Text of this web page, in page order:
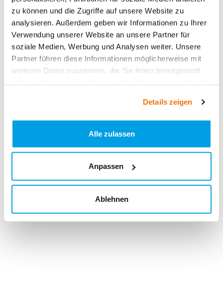
zu können und die Zugriffe auf unsere Website zu
analysieren. Außerdem geben wir Informationen zu Ihrer
Verwendung unserer Website an unsere Partner für
soziale Medien, Werbung und Analysen weiter. Unsere
Partner führen diese Informationen möglicherweise mit
weiteren Daten zusammen, die Sie ihnen bereitgestellt
Details zeigen
Alle zulassen
Anpassen
Ablehnen